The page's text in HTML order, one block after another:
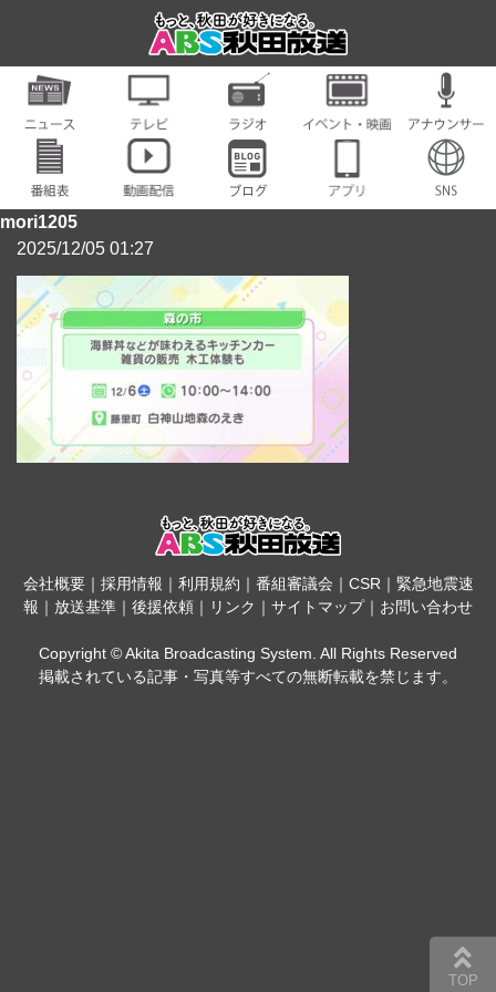
mori1205
2025/12/05 01:27
会社概要｜ 採用情報 ｜ 利用規約 ｜ 番組審議会 ｜ CSR｜ 緊急地震速
報 ｜ 放送基準 ｜ 後援依頼 ｜ リンク ｜ サイトマップ｜ お問い合わせ
Copyright © Akita Broadcasting System. All Rights Reserved
掲載されている記事・写真等すべての無断転載を禁じます。